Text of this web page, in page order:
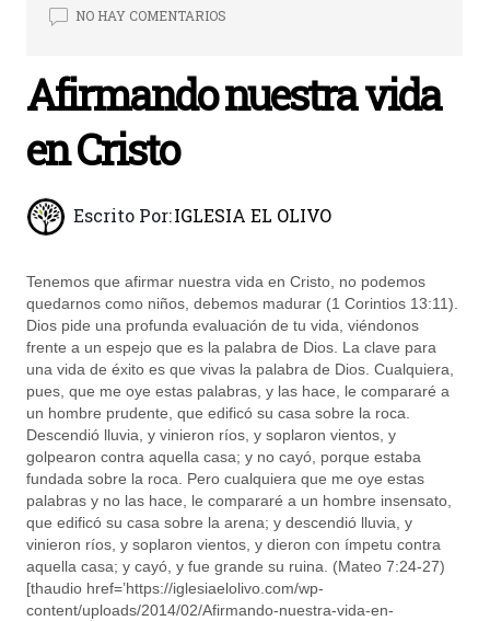
NO HAY COMENTARIOS
Afirmando nuestra vida
en Cristo
Escrito Por:IGLESIA EL OLIVO
Tenemos que afirmar nuestra vida en Cristo, no podemos
quedarnos como niños, debemos madurar (1 Corintios 13:11).
Dios pide una profunda evaluación de tu vida, viéndonos
frente a un espejo que es la palabra de Dios. La clave para
una vida de éxito es que vivas la palabra de Dios. Cualquiera,
pues, que me oye estas palabras, y las hace, le compararé a
un hombre prudente, que edificó su casa sobre la roca.
Descendió lluvia, y vinieron ríos, y soplaron vientos, y
golpearon contra aquella casa; y no cayó, porque estaba
fundada sobre la roca. Pero cualquiera que me oye estas
palabras y no las hace, le compararé a un hombre insensato,
que edificó su casa sobre la arena; y descendió lluvia, y
vinieron ríos, y soplaron vientos, y dieron con ímpetu contra
aquella casa; y cayó, y fue grande su ruina. (Mateo 7:24-27)
[thaudio href=’https://iglesiaelolivo.com/wp-
content/uploads/2014/02/Afirmando-nuestra-vida-en-